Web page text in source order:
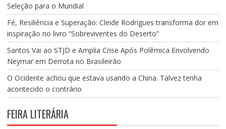
Seleção para o Mundial
Fé, Resiliência e Superação: Cleide Rodrigues transforma dor em
inspiração no livro “Sobreviventes do Deserto”
Santos Vai ao STJD e Amplia Crise Após Polêmica Envolvendo
Neymar em Derrota no Brasileirão
O Ocidente achou que estava usando a China. Talvez tenha
acontecido o contrário
FEIRA LITERÁRIA